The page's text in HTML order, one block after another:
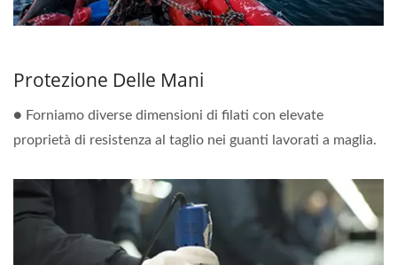
Protezione Delle Mani
● Forniamo diverse dimensioni di filati con elevate
proprietà di resistenza al taglio nei guanti lavorati a maglia.